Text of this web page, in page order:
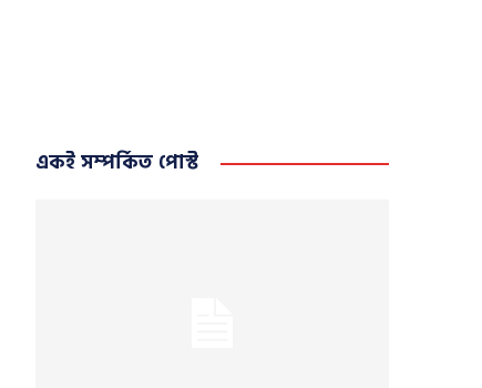
একই সম্পর্কিত পোস্ট